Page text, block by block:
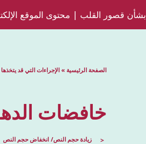
بشأن قصور القلب | محتوى الموقع
الصفحة الرئيسية » الإجراءات التي قد
خافضات
زيادة حجم النص انخفاض حجم النص